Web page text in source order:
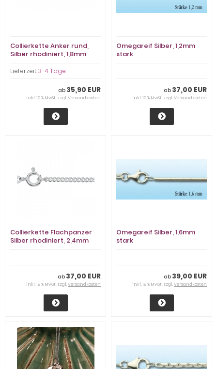
Collierkette Anker rund,
Silber rhodiniert, 1,8mm
Lieferzeit:3-4 Tage
ab 35,90 EUR
inkl. 19 % MwSt. zzgl.Versandkosten
Omegareif Silber, 1,2mm
stark
ab 37,00 EUR
inkl. 19 % MwSt. zzgl.Versandkosten
Collierkette Flachpanzer
Silber rhodiniert, 2,4mm
ab 37,00 EUR
inkl. 19 % MwSt. zzgl.Versandkosten
Omegareif Silber, 1,6mm
stark
ab 39,00 EUR
inkl. 19 % MwSt. zzgl.Versandkosten